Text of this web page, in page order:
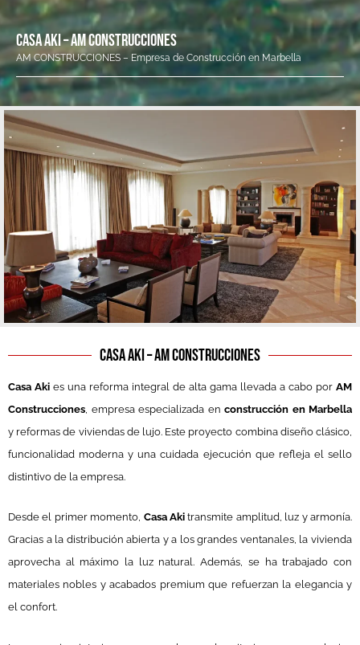
CASA AKI – AM CONSTRUCCIONES
AM CONSTRUCCIONES – Empresa de Construcción en Marbella
Casa Aki – AM Construcciones
Casa Aki es una reforma integral de alta gama llevada a cabo por AM
Construcciones , empresa especializada en construcción en Marbella
y reformas de viviendas de lujo. Este proyecto combina diseño clásico,
funcionalidad moderna y una cuidada ejecución que refleja el sello
distintivo de la empresa.
Desde el primer momento, Casa Aki transmite amplitud, luz y armonía.
Gracias a la distribución abierta y a los grandes ventanales, la vivienda
aprovecha al máximo la luz natural. Además, se ha trabajado con
materiales nobles y acabados premium que refuerzan la elegancia y
el confort.